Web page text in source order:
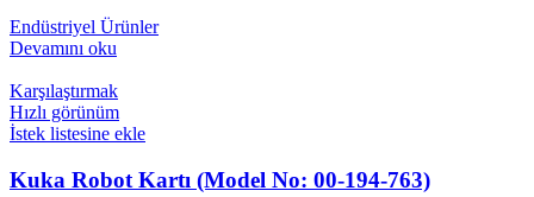
Endüstriyel Ürünler
Devamını oku
Karşılaştırmak
Hızlı görünüm
İstek listesine ekle
Kuka Robot Kartı (Model No: 00-194-763)